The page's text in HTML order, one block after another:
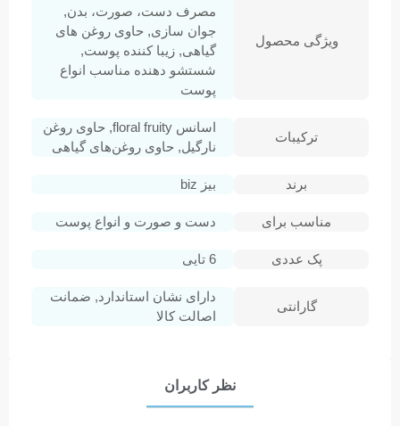
ویژگی محصول
مصرف دست، صورت، بدن,
جوان سازی, حاوی روغن های
گیاهی, زیبا کننده پوست,
شستشو دهنده مناسب انواع
پوست
ترکیبات
اسانس floral fruity, حاوی روغن
نارگیل, حاوی روغن‌های گیاهی
برند بیز biz
مناسب برای دست و صورت و انواع پوست
پک عددی 6 تایی
گارانتی
دارای نشان استاندارد, ضمانت
اصالت کالا
نظر کاربران